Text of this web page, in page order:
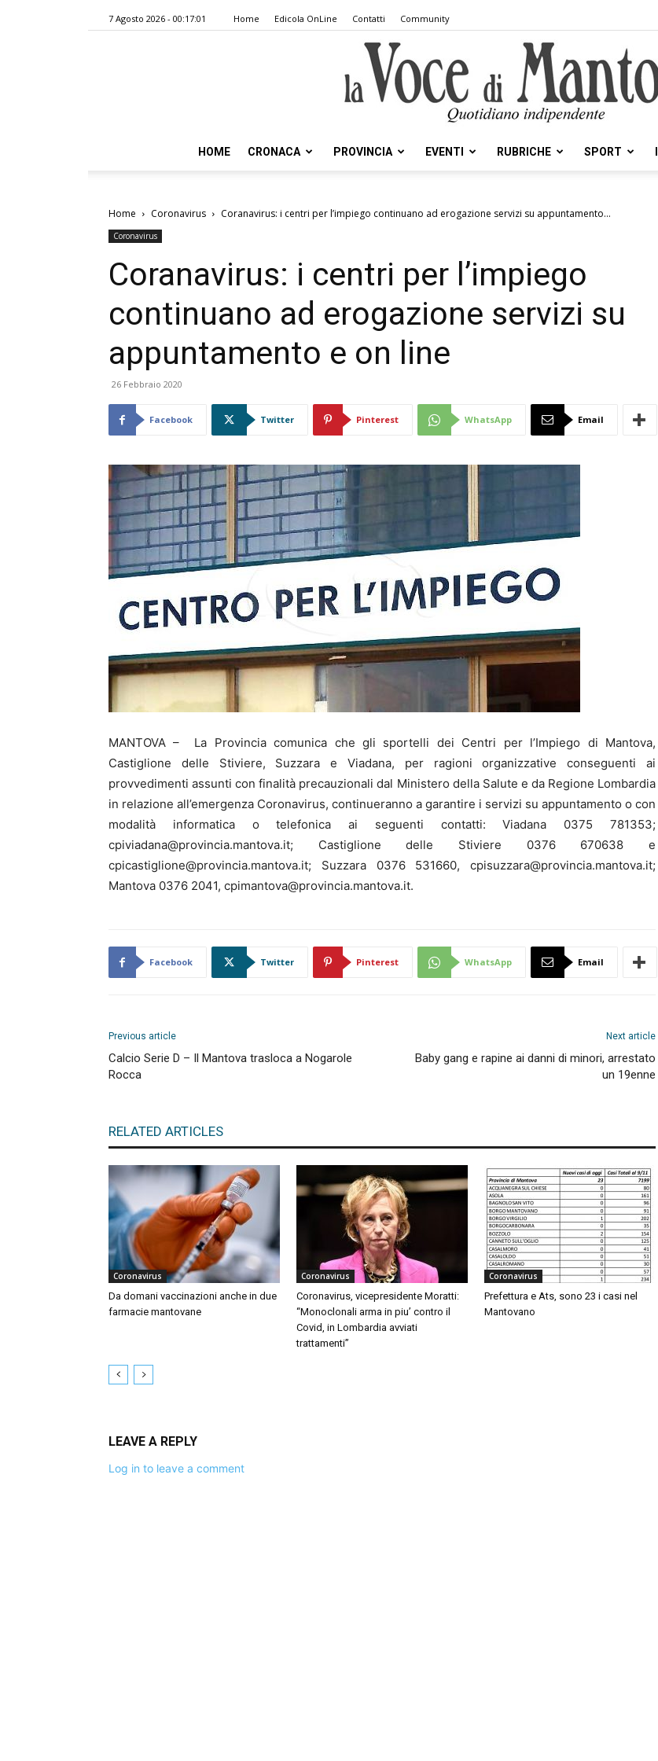
7 Agosto 2026 - 00:17:01 Home Edicola OnLine Contatti Community
Voce
HOME CRONACA PROVINCIA EVENTI RUBRICHE SPORT
Home Coronavirus Coranavirus: i centri per l’impiego continuano ad erogazione servizi su appuntamento...
Coronavirus
Coranavirus: i centri per l’impiego
continuano ad erogazione servizi su
appuntamento e on line
26 Febbraio 2020
Facebook Twitter Pinterest WhatsApp Email
MANTOVA – La Provincia comunica che gli sportelli dei Centri per l’Impiego di Mantova,
Castiglione delle Stiviere, Suzzara e Viadana, per ragioni organizzative conseguenti ai
provvedimenti assunti con finalità precauzionali dal Ministero della Salute e da Regione Lombardia
in relazione all’emergenza Coronavirus, continueranno a garantire i servizi su appuntamento o con
modalità informatica o telefonica ai seguenti contatti: Viadana 0375 781353;
cpiviadana@provincia.mantova.it; Castiglione delle Stiviere 0376 670638 e
cpicastiglione@provincia.mantova.it; Suzzara 0376 531660, cpisuzzara@provincia.mantova.it;
Mantova 0376 2041, cpimantova@provincia.mantova.it.
Facebook Twitter Pinterest WhatsApp Email
Previous article
Calcio Serie D – Il Mantova trasloca a Nogarole
Rocca
Next article
Baby gang e rapine ai danni di minori, arrestato
un 19enne
RELATED ARTICLES
Coronavirus
Da domani vaccinazioni anche in due
farmacie mantovane
Coronavirus
Coronavirus, vicepresidente Moratti:
“Monoclonali arma in piu’ contro il
Covid, in Lombardia avviati
trattamenti”
Coronavirus
Prefettura e Ats, sono 23 i casi nel
Mantovano
LEAVE A REPLY
Log in to leave a comment